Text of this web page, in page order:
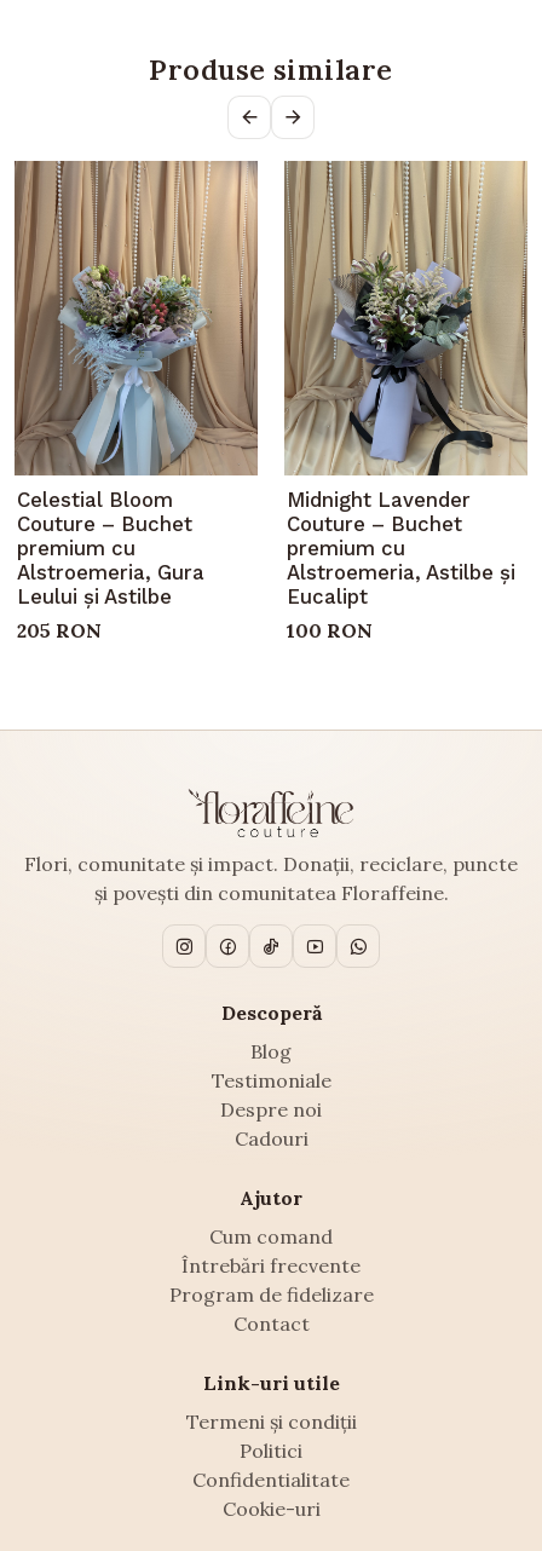
Produse similare
Celestial Bloom
Couture – Buchet
premium cu
Alstroemeria, Gura
Leului și Astilbe
205 RON
Midnight Lavender
Couture – Buchet
premium cu
Alstroemeria, Astilbe și
Eucalipt
100 RON
Flori, comunitate și impact. Donații, reciclare, puncte
și povești din comunitatea Floraffeine.
Descoperă
Blog
Testimoniale
Despre noi
Cadouri
Ajutor
Cum comand
Întrebări frecvente
Program de fidelizare
Contact
Link-uri utile
Termeni și condiții
Politici
Confidentialitate
Cookie-uri